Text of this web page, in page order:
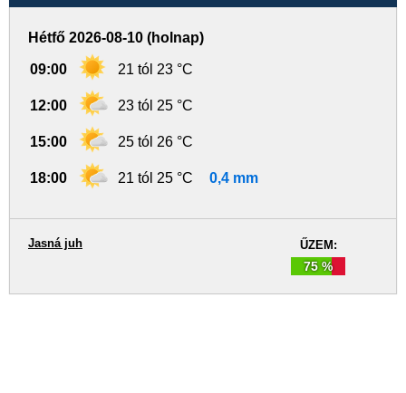
Hétfő 2026-08-10 (holnap)
09:00 21 tól 23 °C
12:00 23 tól 25 °C
15:00 25 tól 26 °C
18:00 21 tól 25 °C 0,4 mm
ŰZEM:
75 %
Jasná juh